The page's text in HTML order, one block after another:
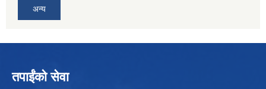
अन्य
तपाईंको सेवा